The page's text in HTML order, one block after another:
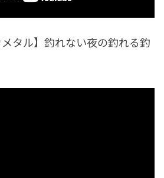
タル】釣れない夜の釣れる釣